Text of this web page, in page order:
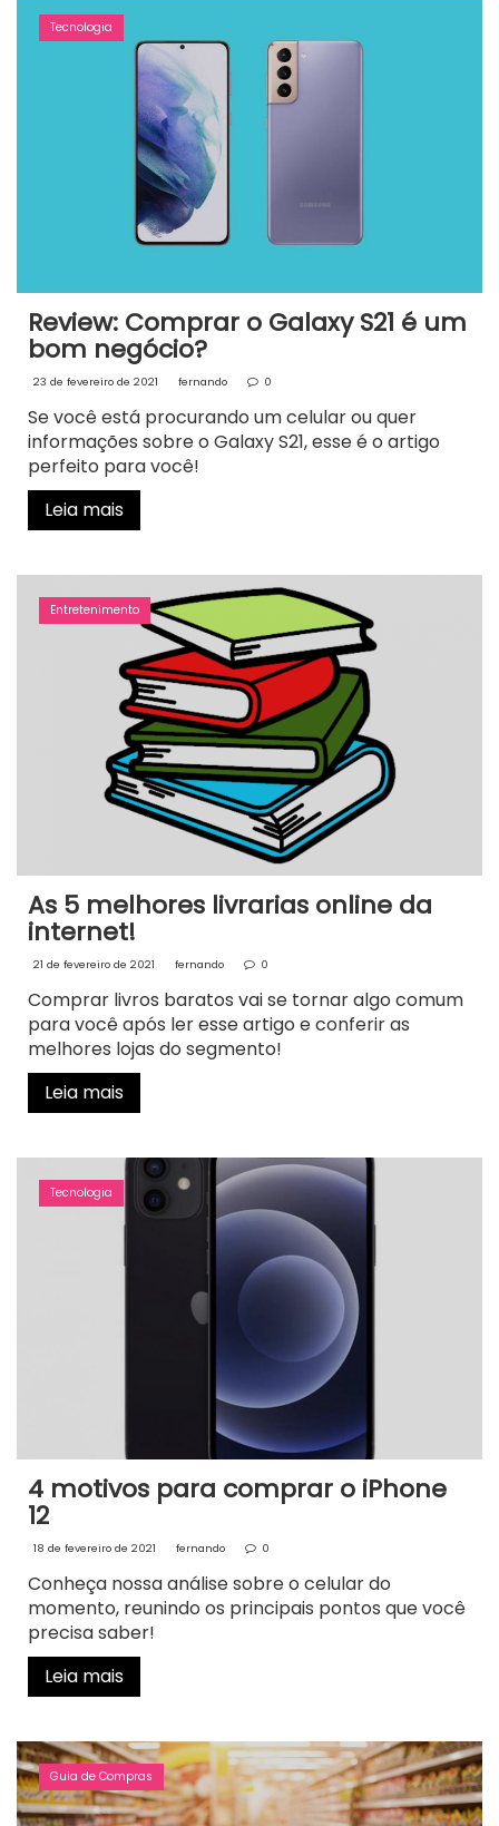
Tecnologia
Review: Comprar o Galaxy S21 é um
bom negócio?
23 de fevereiro de 2021 fernando 0
Se você está procurando um celular ou quer
informações sobre o Galaxy S21, esse é o artigo
perfeito para você!
Leia mais
Entretenimento
As 5 melhores livrarias online da
internet!
21 de fevereiro de 2021 fernando 0
Comprar livros baratos vai se tornar algo comum
para você após ler esse artigo e conferir as
melhores lojas do segmento!
Leia mais
Tecnologia
4 motivos para comprar o iPhone
12
18 de fevereiro de 2021 fernando 0
Conheça nossa análise sobre o celular do
momento, reunindo os principais pontos que você
precisa saber!
Leia mais
Guia de Compras